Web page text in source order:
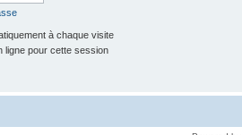
à chaque visite
ligne pour cette session